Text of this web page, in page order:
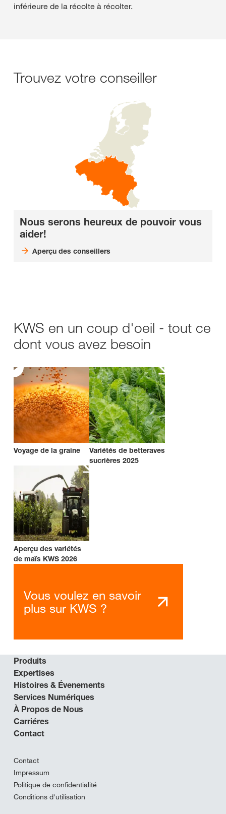
inférieure de la récolte à récolter.
Trouvez votre conseiller
Nous serons heureux de pouvoir vous
aider!
Aperçu des conseillers
KWS en un coup d'oeil - tout ce
dont vous avez besoin
Voyage de la graine
Variétés de betteraves
sucrières 2025
Aperçu des variétés
de maïs KWS 2026
Vous voulez en savoir
plus sur KWS ?
Produits
Expertises
Histoires & Évenements
Services Numériques
À Propos de Nous
Carriéres
Contact
Contact
Impressum
Politique de confidentialité
Conditions d'utilisation